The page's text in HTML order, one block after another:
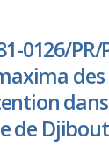
0126/
de